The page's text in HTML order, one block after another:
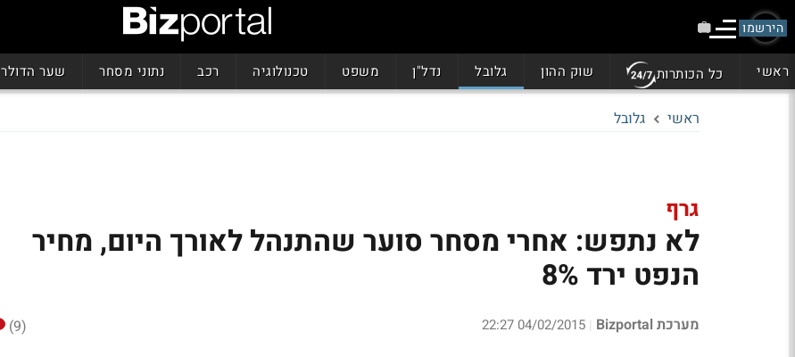
הירשמו
ראשי כל הכותרות שוק ההון גלובל נדל"ן משפט טכנולוגיה רכב נתוני מסחר שער הדולר
ראשי גלובל
גרף
לא נתפש: אחרי מסחר סוער שהתנהל לאורך היום, מחיר
הנפט ירד 8%
מערכת Bizportal |
04/02/2015 22:27
(9)